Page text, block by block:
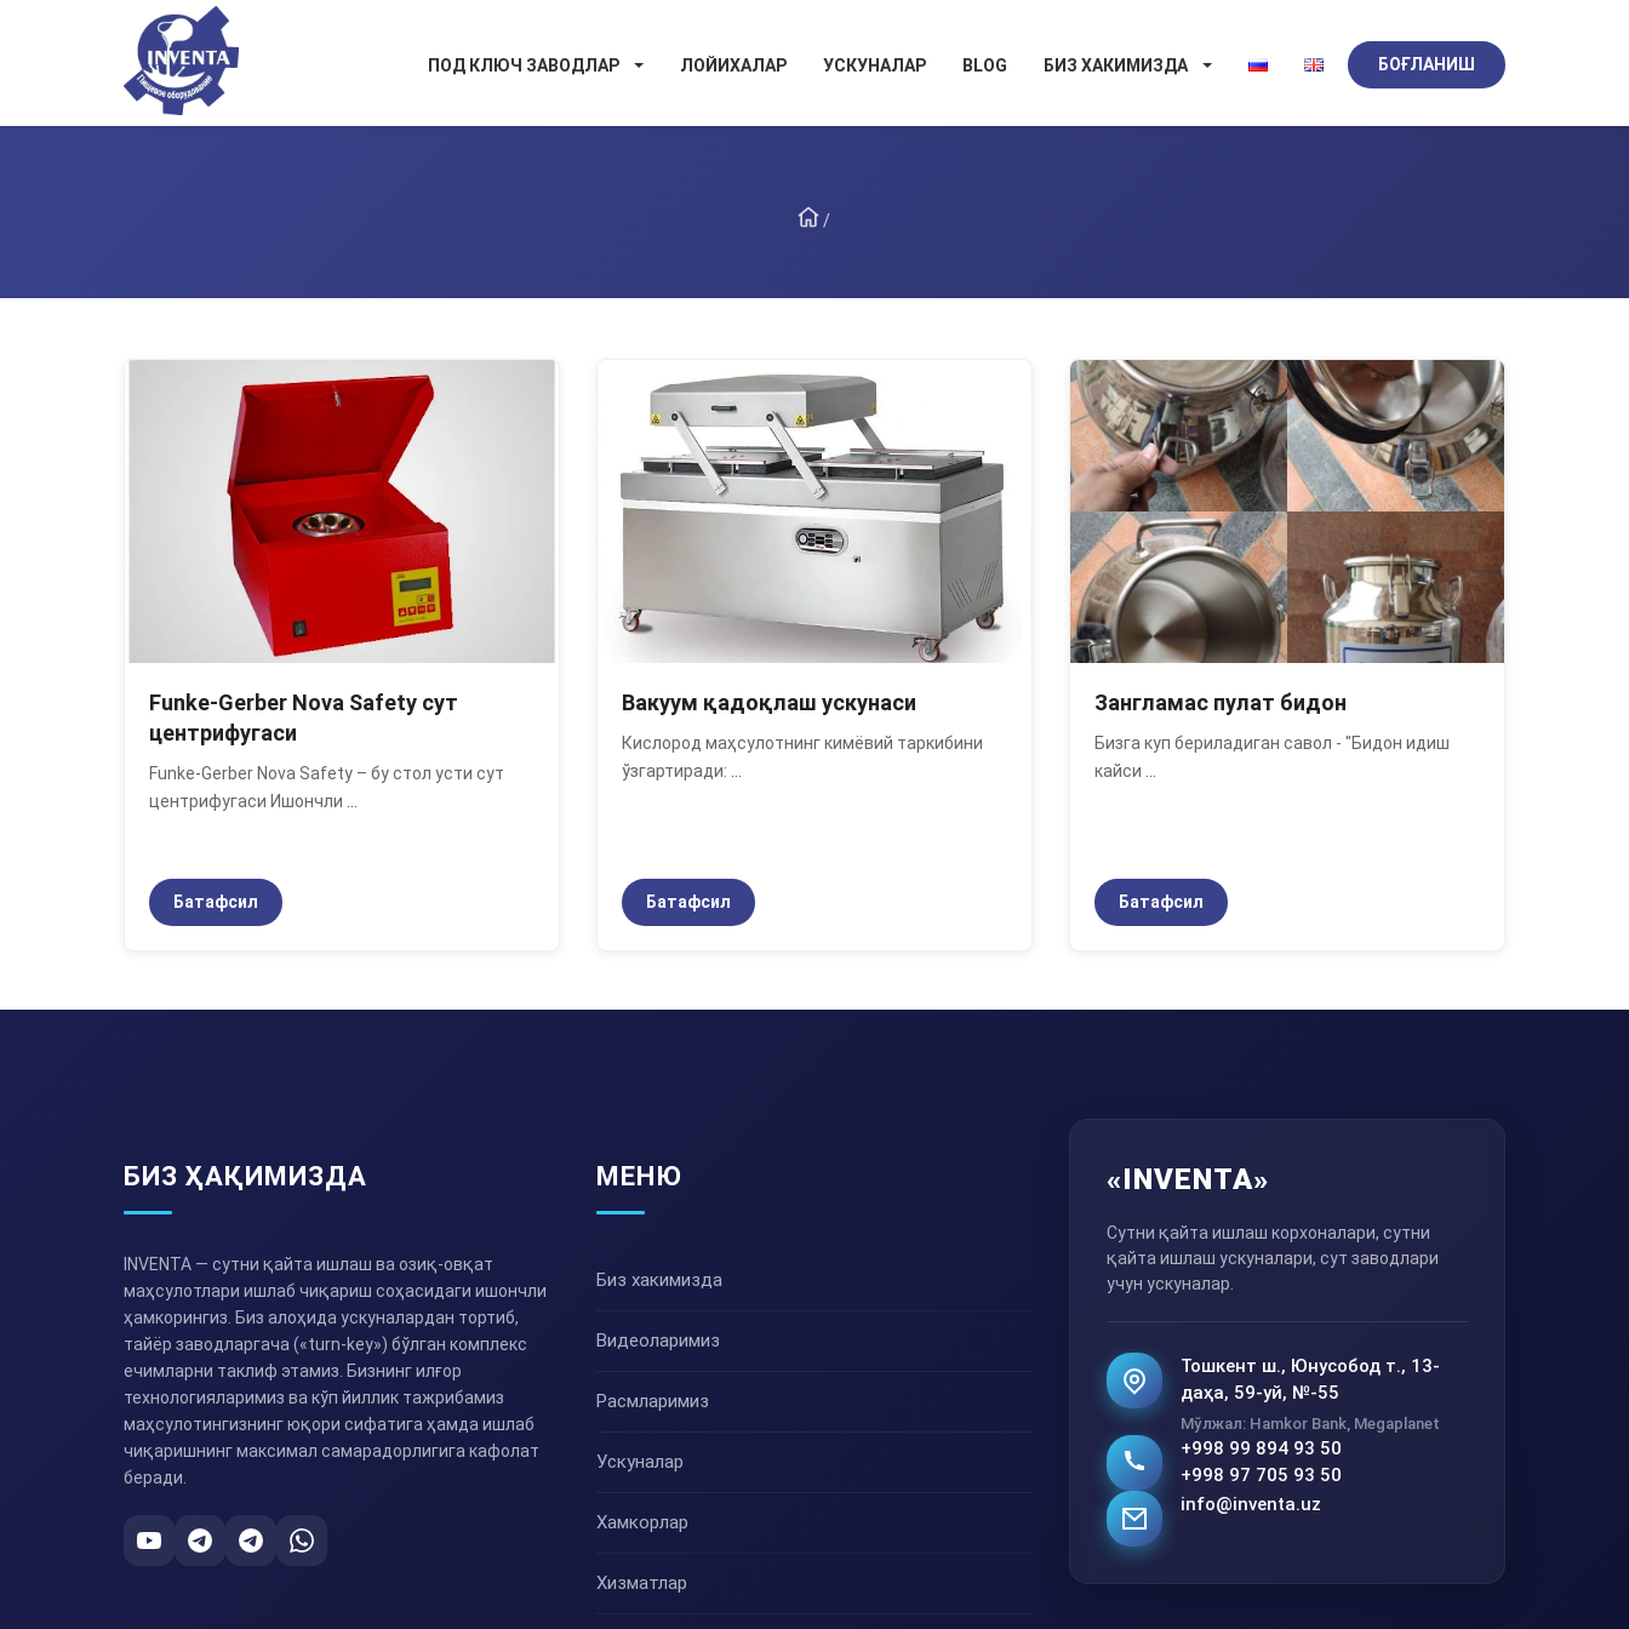
ПОД КЛЮЧ ЗАВОДЛАР ЛОЙИХАЛАР УСКУНАЛАР BLOG БИЗ ХАКИМИЗДА БОҒЛАНИШ
/
Funke-Gerber Nova Safety сут
центрифугаси
Funke-Gerber Nova Safety – бу стол усти сут
центрифугаси Ишончли
Батафсил
Вакуум қадоқлаш ускунаси
Кислород маҳсулотнинг кимёвий таркибини
ўзгартиради:
Батафсил
Зангламас пулат бидон
Бизга куп бериладиган савол - "Бидон идиш
кайси
Батафсил
БИЗ ҲАҚИМИЗДА
INVENTA — сутни қайта ишлаш ва озиқ-овқат
маҳсулотлари ишлаб чиқариш соҳасидаги ишончли
ҳамкорингиз. Биз алоҳида ускуналардан тортиб,
тайёр заводларгача («turn-key») бўлган комплекс
ечимларни таклиф этамиз. Бизнинг илғор
технологияларимиз ва кўп йиллик тажрибамиз
маҳсулотингизнинг юқори сифатига ҳамда ишлаб
чиқаришнинг максимал самарадорлигига кафолат
беради.
МЕНЮ
Биз хакимизда
Видеоларимиз
Расмларимиз
Ускуналар
Хамкорлар
Хизматлар
«INVENTA»
Сутни қайта ишлаш корхоналари, сутни
қайта ишлаш ускуналари, сут заводлари
учун ускуналар.
Тошкент ш., Юнусобод т., 13-
даҳа, 59-уй, №-55
Мўлжал: Hamkor Bank, Megaplanet
+998 99 894 93 50
+998 97 705 93 50
info@inventa.uz